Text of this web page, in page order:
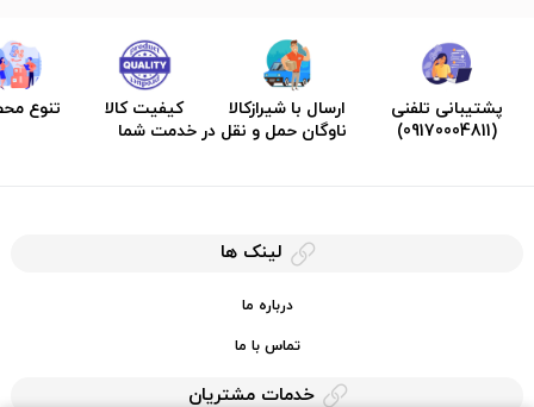
پشتیبانی تلفنی
(09170004811)
ارسال با شیرازکالا
ناوگان حمل و نقل در خدمت شما
کیفیت کالا تنوع
لینک ها
درباره ما
تماس با ما
خدمات مشتریان